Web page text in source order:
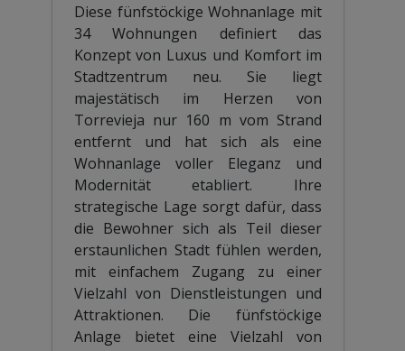
Diese fünfstöckige Wohnanlage mit
34 Wohnungen definiert das
Konzept von Luxus und Komfort im
Stadtzentrum neu. Sie liegt
majestätisch im Herzen von
Torrevieja nur 160 m vom Strand
entfernt und hat sich als eine
Wohnanlage voller Eleganz und
Modernität etabliert. Ihre
strategische Lage sorgt dafür, dass
die Bewohner sich als Teil dieser
erstaunlichen Stadt fühlen werden,
mit einfachem Zugang zu einer
Vielzahl von Dienstleistungen und
Attraktionen. Die fünfstöckige
Anlage bietet eine Vielzahl von